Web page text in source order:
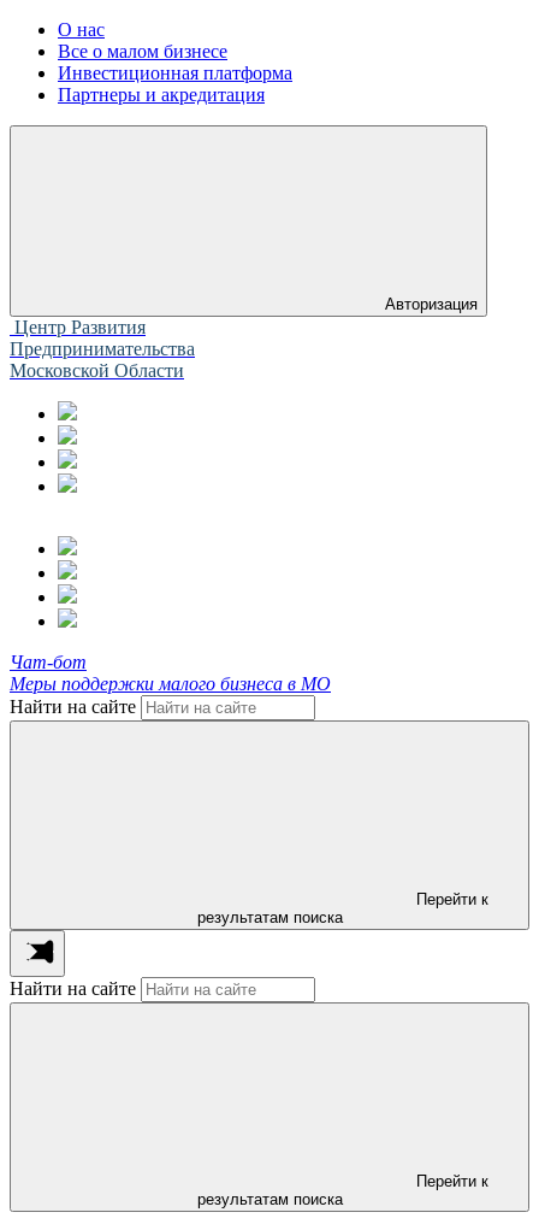
О нас
Все о малом бизнесе
Инвестиционная платформа
Партнеры и акредитация
Авторизация
Центр Развития
Предпринимательства
Московской Области
Чат-бот
Меры поддержки малого бизнеса в МО
Найти на сайте
Перейти к
результатам поиска
Найти на сайте
Перейти к
результатам поиска